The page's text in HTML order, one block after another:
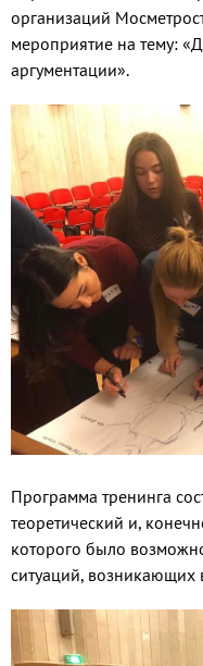
организаций
мероприятие на тему:
аргументации».
Программа тренинга
теоретический и,
которого было
ситуаций, возникающих